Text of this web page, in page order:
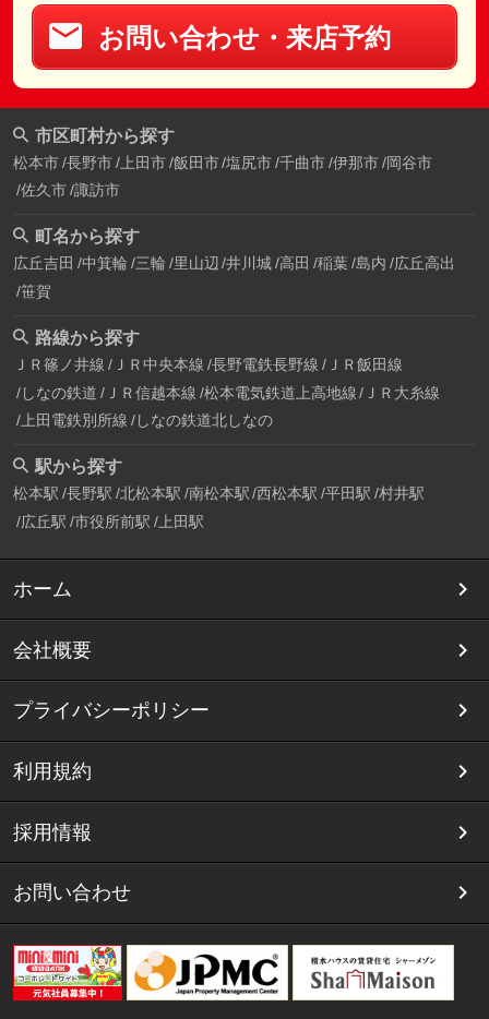
お問い合わせ・来店予約
市区町村から探す
松本市 長野市 上田市 飯田市 塩尻市 千曲市 伊那市 岡谷市
佐久市 諏訪市
町名から探す
広丘吉田 中箕輪 三輪 里山辺 井川城 高田 稲葉 島内 広丘高出
笹賀
路線から探す
ＪＲ篠ノ井線 ＪＲ中央本線 長野電鉄長野線 ＪＲ飯田線
しなの鉄道 ＪＲ信越本線 松本電気鉄道上高地線
ＪＲ大糸線
上田電鉄別所線 しなの鉄道北しなの
駅から探す
松本駅 長野駅 北松本駅 南松本駅 西松本駅 平田駅 村井駅
広丘駅 市役所前駅 上田駅
ホーム
会社概要
プライバシーポリシー
利用規約
採用情報
お問い合わせ